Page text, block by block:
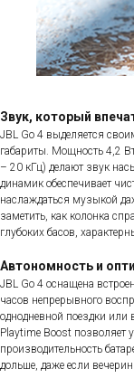
Звук, который
JBL Go 4 выделяется
габариты. Мощность 4,2
– 20 кГц) делают звук
динамик обеспечивает
наслаждаться музыкой
заметить, как колонка
глубоких басов,
Автономность и
JBL Go 4 оснащена
часов непрерывного
однодневной поездки или
Playtime Boost позволяет
производительность
дольше, даже если